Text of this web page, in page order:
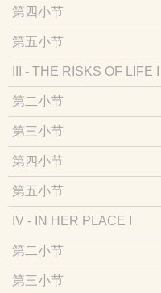
第四小节
第五小节
III - THE RISKS OF LIFE I
第二小节
第三小节
第四小节
第五小节
IV - IN HER PLACE I
第二小节
第三小节